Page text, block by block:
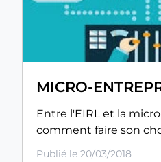
MICRO-
Entre l'EIRL et la
comment faire son
Publié le 20/03/2018